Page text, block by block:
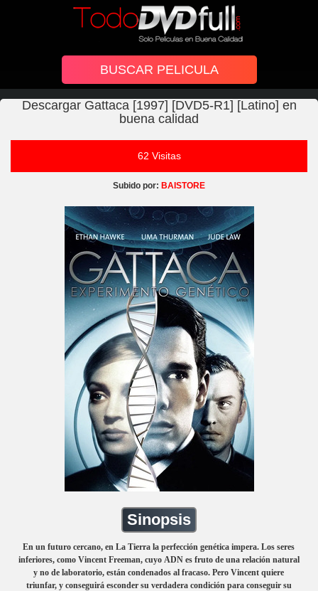
Descargar Gattaca [1997] [DVD5-R1] [Latino] en
buena calidad
62 Visitas
Subido por: BAISTORE
Sinopsis
En un futuro cercano, en La Tierra la perfección genética impera. Los seres
inferiores, como Vincent Freeman, cuyo ADN es fruto de una relación natural
y no de laboratorio, están condenados al fracaso. Pero Vincent quiere
triunfar, y conseguirá esconder su verdadera condición para conseguir su